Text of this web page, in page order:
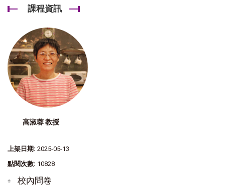
課程資訊
高淑蓉 教授
上架日期: 2025-05-13
點閱次數: 10828
校內問卷